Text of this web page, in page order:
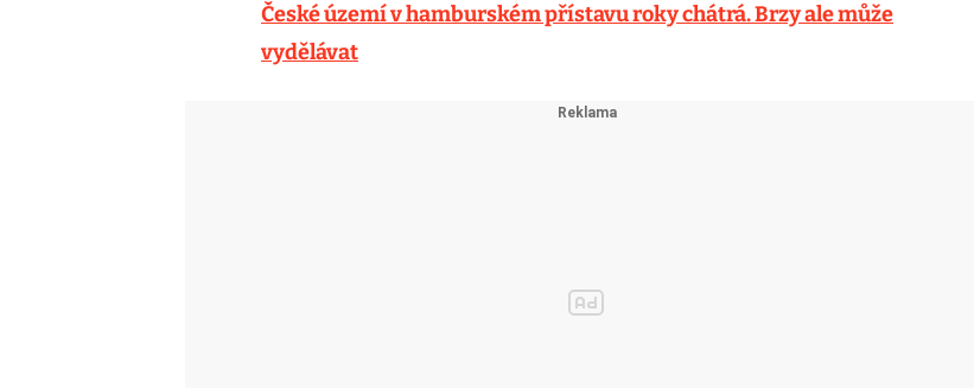
České území v hamburském přístavu roky chátrá. Brzy ale může
vydělávat